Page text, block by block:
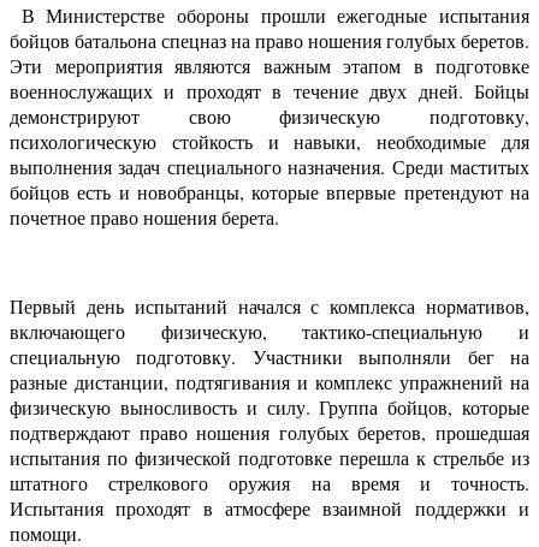
В Министерстве обороны прошли ежегодные испытания
бойцов батальона спецназ на право ношения голубых беретов.
Эти мероприятия являются важным этапом в подготовке
военнослужащих и проходят в течение двух дней. Бойцы
демонстрируют свою физическую подготовку,
психологическую стойкость и навыки, необходимые для
выполнения задач специального назначения. Среди маститых
бойцов есть и новобранцы, которые впервые претендуют на
почетное право ношения берета.
Первый день испытаний начался с комплекса нормативов,
включающего физическую, тактико-специальную и
специальную подготовку. Участники выполняли бег на
разные дистанции, подтягивания и комплекс упражнений на
физическую выносливость и силу. Группа бойцов, которые
подтверждают право ношения голубых беретов, прошедшая
испытания по физической подготовке перешла к стрельбе из
штатного стрелкового оружия на время и точность.
Испытания проходят в атмосфере взаимной поддержки и
помощи.